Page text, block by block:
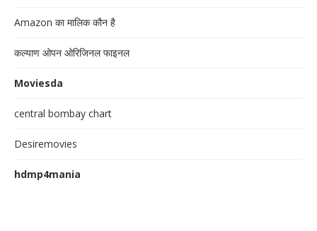
Amazon का मालिक कौन है
कल्याण ओपन ओरिजिनल फाइनल
Moviesda
central bombay chart
Desiremovies
hdmp4mania